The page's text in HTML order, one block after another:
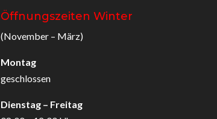
Öffnungszeiten Winter
(November – März)
Montag
geschlossen
Dienstag – Freitag